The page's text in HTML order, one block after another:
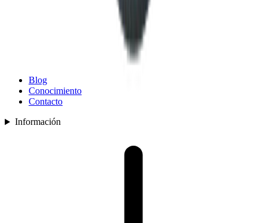
Blog
Conocimiento
Contacto
Información